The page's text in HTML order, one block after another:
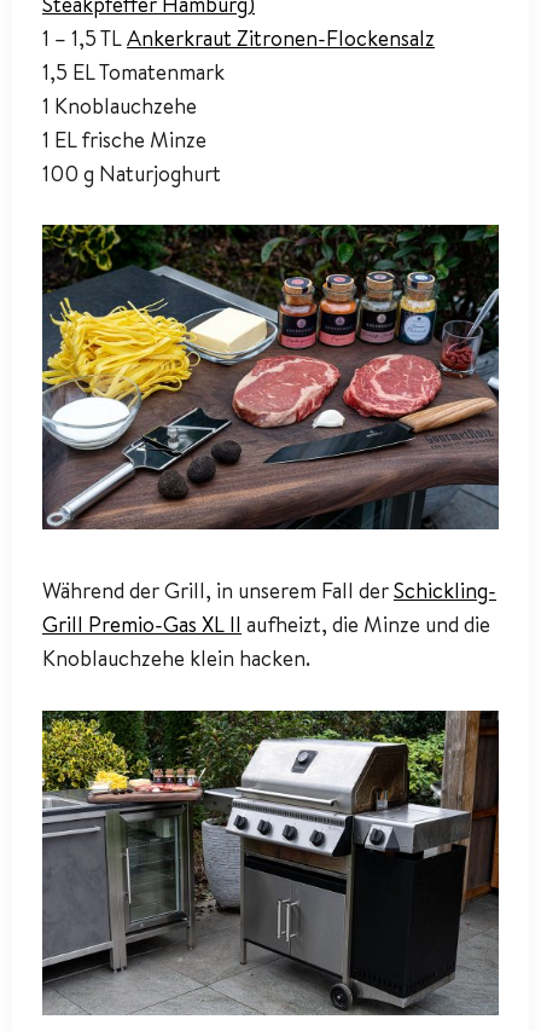
1 – 1,5 TLAnkerkraut Zitronen-Flockensalz
1,5 EL Tomatenmark
1 Knoblauchzehe
1 EL frische Minze
100 g Naturjoghurt
Während der Grill, in unserem Fall derSchickling-
Grill Premio-Gas XL II aufheizt, die Minze und die
Knoblauchzehe klein hacken.